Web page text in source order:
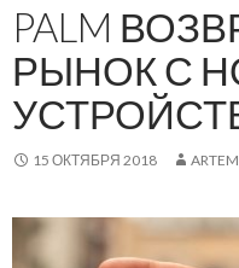
PALM
РЫНОК С
15 ОКТЯБРЯ 2018 ARTEM